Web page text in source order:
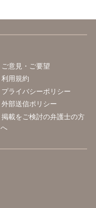
ご意見・ご要望
利用規約
プライバシーポリシー
外部送信ポリシー
掲載をご検討の弁護士の方
へ